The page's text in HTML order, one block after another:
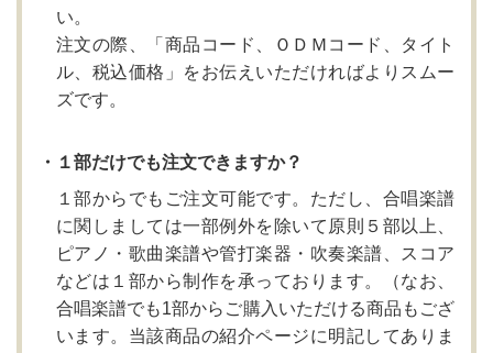
い。
注文の際、「商品コード、ＯＤＭコード、タイト
ル、税込価格」をお伝えいただければよりスムー
ズです。
・１部だけでも注文できますか？
１部からでもご注文可能です。ただし、合唱楽譜
に関しましては一部例外を除いて原則５部以上、
ピアノ・歌曲楽譜や管打楽器・吹奏楽譜、スコア
などは１部から制作を承っております。（なお、
合唱楽譜でも1部からご購入いただける商品もござ
います。当該商品の紹介ページに明記してありま